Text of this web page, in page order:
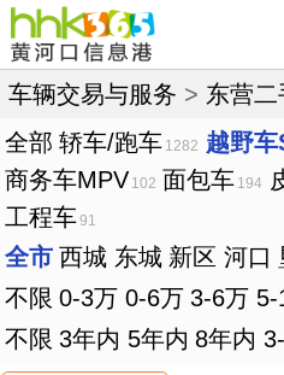
车辆交易与服务 > 东营
全部 轿车/跑车 1282 越野车
商务车MPV 102 面包车 194
工程车91
全市 西城 东城 新区 河口
不限 0-3万 0-6万 3-6万 5-
不限 3年内 5年内 8年内